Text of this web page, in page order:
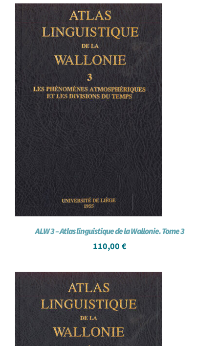
ALW 3 – Atlas linguistique de la Wallonie. Tome 3
110,00 €